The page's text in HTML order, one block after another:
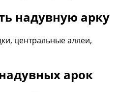
надувную арку
центральные аллеи,
арок